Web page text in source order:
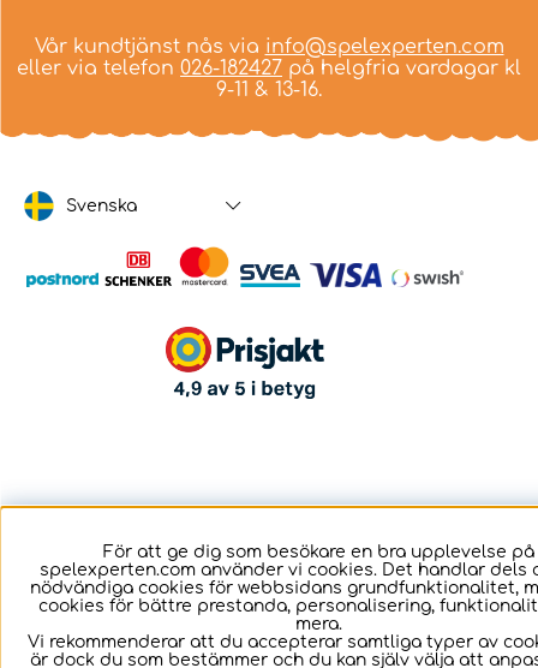
Vår kundtjänst nås via info@spelexperten.com
eller via telefon 026-182427 på helgfria vardagar kl
9-11 & 13-16.
Svenska
För att ge dig som besökare en bra upplevelse på
spelexperten.com använder vi cookies. Det handlar dels
nödvändiga cookies för webbsidans grundfunktionalitet,
cookies för bättre prestanda, personalisering,
mera.
Vi rekommenderar att du accepterar samtliga typer av
är dock du som bestämmer och du kan själv välja att